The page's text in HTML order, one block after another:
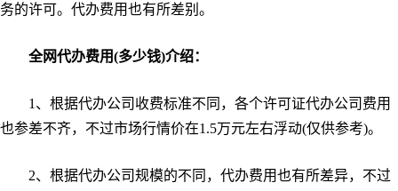
务的许可。代办费用也有所差别。
全网代办费用(多少钱)介绍：
1、根据代办公司收费标准不同，各个许可证代办公司费用
也参差不齐，不过市场行情价在1.5万元左右浮动(仅供参考)。
2、根据代办公司规模的不同，代办费用也有所差异，不过